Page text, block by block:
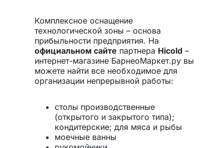
Комплексное оснащение
технологической зоны – основа
прибыльности предприятия. На
официальном сайте партнера Hicold –
интернет-магазине БарнеоМаркет.ру вы
можете найти все необходимое для
организации непрерывной работы:
столы производственные
(открытого и закрытого типа);
кондитерские; для мяса и рыбы
моечные ванны